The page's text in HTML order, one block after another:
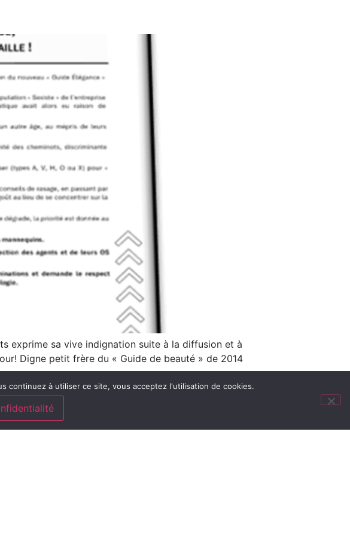
exprime sa vive indignation suite à la diffusion et à
Digne petit frère du « Guide de beauté » de 2014
EXPERTISE
continuez à utiliser ce site, vous acceptez l'utilisation de cookies.